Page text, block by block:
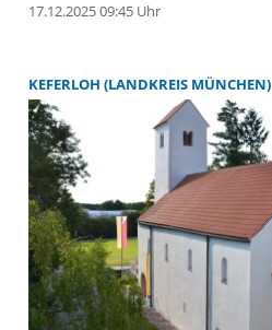
17.12.2025 09:45 Uhr
KEFERLOH (LANDKREIS MÜNCHEN)